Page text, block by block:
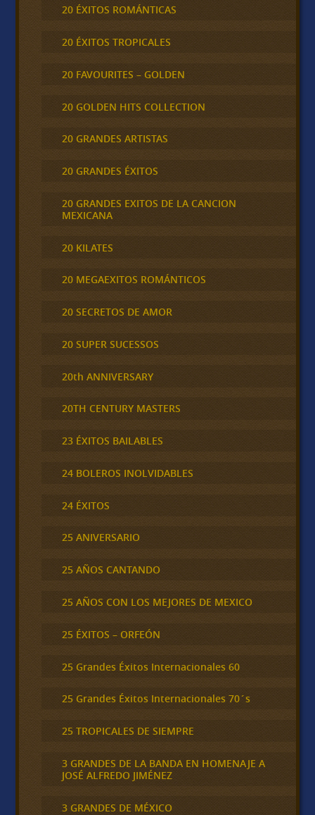
20 ÉXITOS ROMÁNTICAS
20 ÉXITOS TROPICALES
20 FAVOURITES – GOLDEN
20 GOLDEN HITS COLLECTION
20 GRANDES ARTISTAS
20 GRANDES ÉXITOS
20 GRANDES EXITOS DE LA CANCION
MEXICANA
20 KILATES
20 MEGAEXITOS ROMÁNTICOS
20 SECRETOS DE AMOR
20 SUPER SUCESSOS
20th ANNIVERSARY
20TH CENTURY MASTERS
23 ÉXITOS BAILABLES
24 BOLEROS INOLVIDABLES
24 ÉXITOS
25 ANIVERSARIO
25 AÑOS CANTANDO
25 AÑOS CON LOS MEJORES DE MEXICO
25 ÉXITOS – ORFEÓN
25 Grandes Éxitos Internacionales 60
25 Grandes Éxitos Internacionales 70´s
25 TROPICALES DE SIEMPRE
3 GRANDES DE LA BANDA EN HOMENAJE A
JOSÉ ALFREDO JIMÉNEZ
3 GRANDES DE MÉXICO